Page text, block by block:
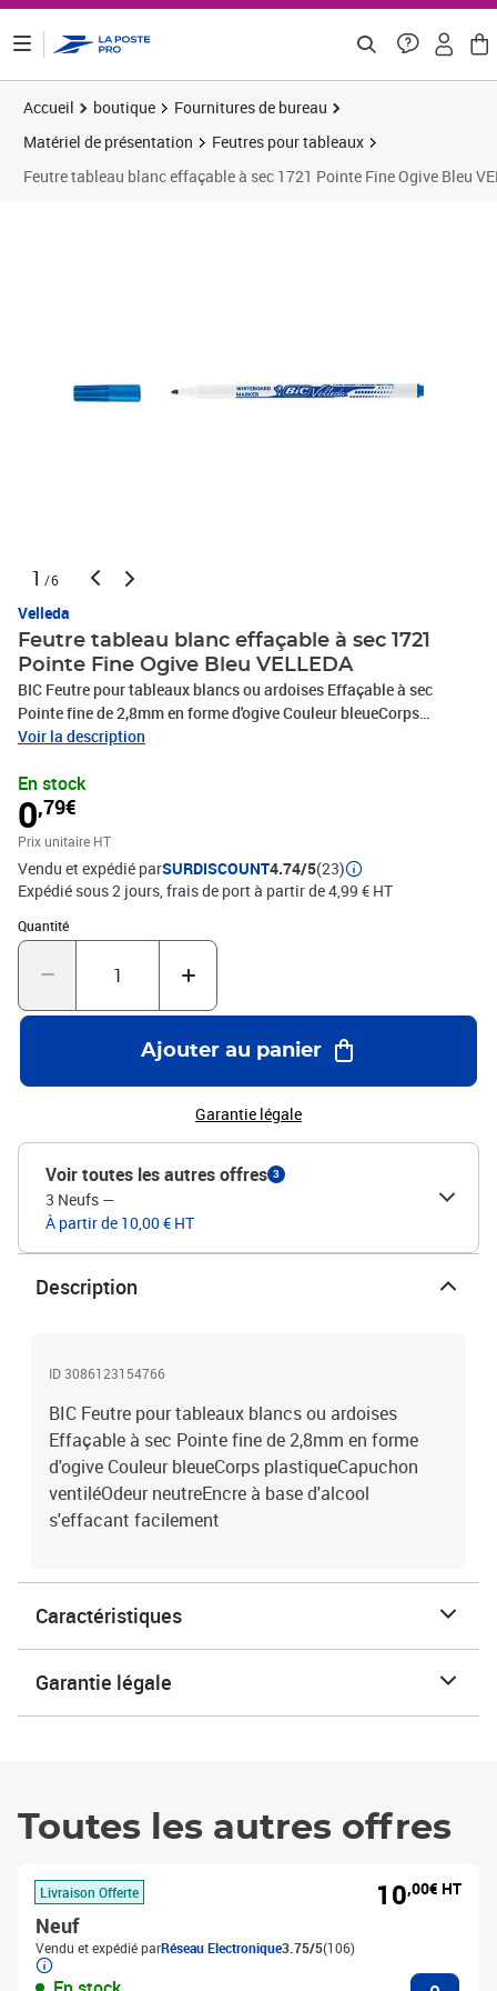
Accueil boutique
Fournitures de bureau
Matériel de présentation
Feutres pour tableaux
Feutre tableau blanc effaçable à sec 1721 Pointe Fine Ogive Bleu
1 /6
Velleda
Feutre tableau blanc effaçable à sec 1721
Pointe Fine Ogive Bleu VELLEDA
BIC Feutre pour tableaux blancs ou ardoises Effaçable à sec
Pointe fine de 2,8mm en forme d'ogive Couleur bleueCorps
plastiqueCapuchon ventiléOdeur neutreEncre à base d'alcool
Voir la description
En stock
0,79€
Prix unitaire HT
Vendu et expédié parSURDISCOUNT4.74/5(23)
Expédié sous 2 jours, frais de port à partir de 4,99 € HT
Quantité
Quantité : 1
Ajouter au panier
Garantie légale
Voir toutes les autres offres 3
3 Neufs —
À partir de 10,00 € HT
Description
ID 3086123154766
BIC Feutre pour tableaux blancs ou ardoises
Effaçable à sec Pointe fine de 2,8mm en forme
d'ogive Couleur bleueCorps plastiqueCapuchon
ventiléOdeur neutreEncre à base d'alcool
s'effacant facilement
Caractéristiques
Garantie légale
Toutes les autres offres
Livraison Offerte
Neuf
Vendu et expédié parRéseau Electronique3.75/5(106)
10,00€ HT